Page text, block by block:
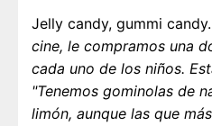
Jelly candy, gummi candy.
cine, le compramos una
cada uno de los niños.
"Tenemos gominolas de
limón, aunque las que